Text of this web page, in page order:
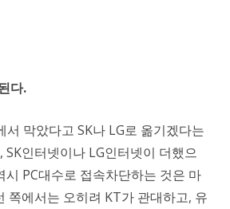
다.
서 막았다고 SK나 LG로 옮기겠다는
인터넷이나 LG인터넷이 더했으
시 PC대수로 접속차단하는 것은 마
쪽에서는 오히려 KT가 관대하고, 유